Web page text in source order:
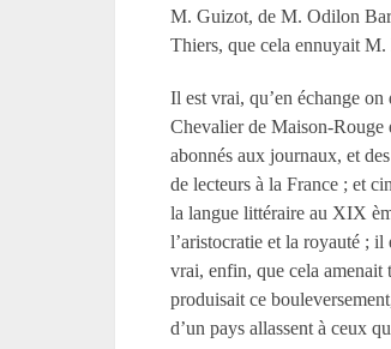
M. Guizot, de M. Odilon
Thiers, que cela ennuyait
Il est vrai, qu’en échange
Chevalier de Maison-Rouge
abonnés aux journaux, et
de lecteurs à la France ; et
la langue littéraire au XIX
l’aristocratie et la royauté ; il
vrai, enfin, que cela amenait
produisait ce
d’un pays allassent à ceux